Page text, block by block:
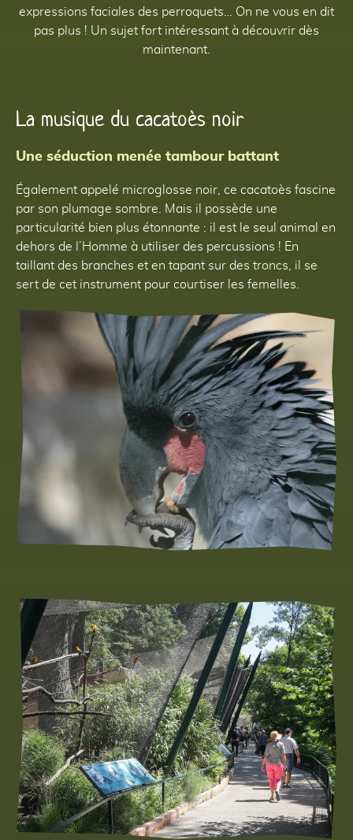
expressions faciales des perroquets… On ne vous en dit
pas plus ! Un sujet fort intéressant à découvrir dès
maintenant.
La musique du cacatoès noir
Une séduction menée tambour battant
Également appelé microglosse noir, ce cacatoès fascine
par son plumage sombre. Mais il possède une
particularité bien plus étonnante : il est le seul animal en
dehors de l’Homme à utiliser des percussions ! En
taillant des branches et en tapant sur des troncs, il se
sert de cet instrument pour courtiser les femelles.